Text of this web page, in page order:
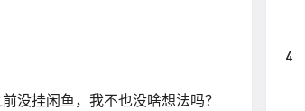
没挂闲鱼，我不也没啥想法吗？
4